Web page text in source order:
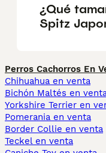
¿Qué
Spitz
Perros Cachorros En
Chihuahua en venta
Bichón Maltés en
Yorkshire Terrier en
Pomerania en venta
Border Collie en venta
Teckel en venta